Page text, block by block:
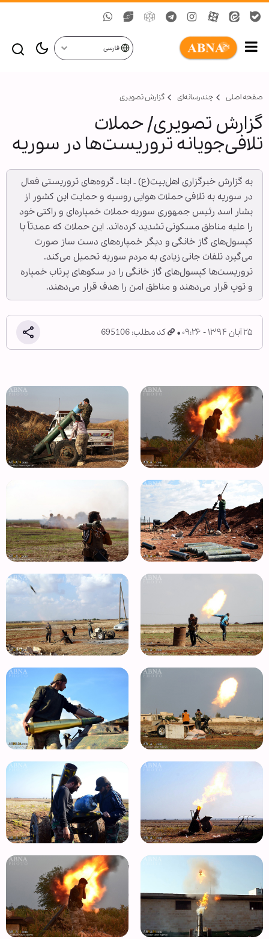
فارسی
صفحه اصلی چندرسانه‌ای گزارش تصويری
گزارش تصویری/ حملات
تلافی‌جویانه تروریست‌ها در سوریه
به گزارش خبرگزاری اهل‌بیت(ع) ـ ابنا ـ گروه‌های تروریستی فعال
در سوریه به تلافی حملات هوایی روسیه و حمایت این کشور از
بشار اسد رئیس جمهوری سوریه حملات خمپاره‌ای و راکتی خود
را علیه مناطق مسکونی تشدید کرده‌اند. این حملات که عمدتاً با
کپسول‌های گاز خانگی و دیگر خمپاره‌های دست ساز صورت
می‌گیرد تلفات جانی زیادی به مردم سوریه تحمیل می‌کند.
تروریست‌ها کپسول‌های گاز خانگی را در سکوهای پرتاب خمپاره
و توپ قرار می‌دهند و مناطق امن را هدف قرار می‌دهند.
۲۵ آبان ۱۳۹۴ - ۰۹:۲۶ کد مطلب: 695106